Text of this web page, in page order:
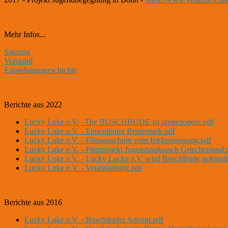
Mehr Infos...
Satzung
Vorstand
Entstehungsgeschichte
Berichte aus 2022
Lucky Luke e.V. - Die BUSCHBUDE ist umgezogen!.pdf
Lucky Luke e.V. - Einweihung Reuterpark.pdf
Lucky Luke e.V. - Filmausschnitt vom Inklusionssong.pdf
Lucky Luke e.V. - Filmprojekt Jugendaustausch
Lucky Luke e.V. - Lucky Lucke e.V. wird BuschBude
Lucky Luke e.V. - Veranstaltung.pdf
Berichte aus 2016
Lucky Luke e.V. - Buschdorfer Advent.pdf